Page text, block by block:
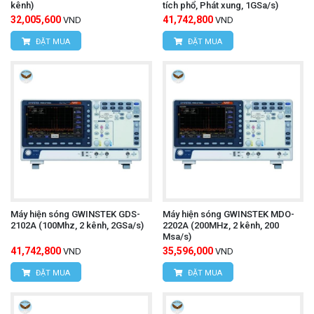
Để mua được
máy hiện sóng OWON
SDS8302chính hãng hãy liên hệ trực tiếp với
CÔNG TY TNHH THIẾT BỊ VÀ CÔNG NGHỆ
HÙNG NGUYÊN
HÙNG NGUYÊN TECH - HÀ NỘI
Địa chỉ:Số nhà 15, ngõ 85, Tân Xuân, Phường
Văn phòng giao dịch:Số nhà 20D, ngõ 16/28
Đỗ Xuân Hợp, Phường Từ Liêm, TP. Hà Nội
Hotline: 0393.968.345 / 0976.082.395
Email:vantien2307@gmail.com
www.hungnguyentech.vn
kênh)
32,005,600 VND
ĐẶT MUA
tích phổ, Phát xung, 1GSa/s)
41,742,800 VND
ĐẶT MUA
Máy hiện sóng GWINSTEK GDS-
2102A (100Mhz, 2 kênh, 2GSa/s)
41,742,800 VND
ĐẶT MUA
Máy hiện sóng GWINSTEK MDO-
2202A (200MHz, 2 kênh, 200
Msa/s)
35,596,000 VND
ĐẶT MUA